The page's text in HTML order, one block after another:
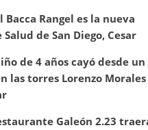
Bacca Rangel es la nueva
de San Diego, Cesar
de 4 años cayó desde un
las torres Lorenzo Morales
Galeón 2.23